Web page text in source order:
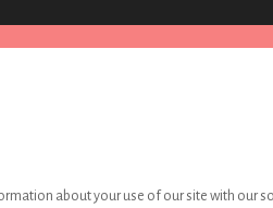
about your use of our site with our